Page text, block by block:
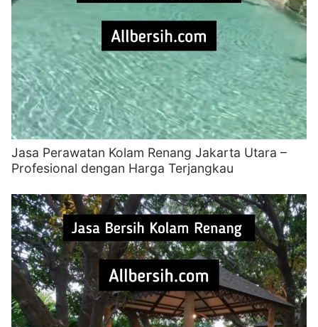
Jasa Perawatan Kolam Renang Jakarta Utara –
Profesional dengan Harga Terjangkau